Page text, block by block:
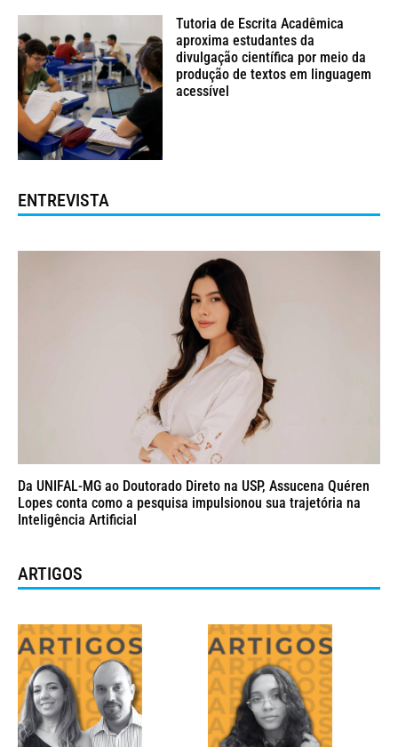
Tutoria de Escrita Acadêmica
aproxima estudantes da
divulgação científica por meio da
produção de textos em linguagem
acessível
ENTREVISTA
Da UNIFAL-MG ao Doutorado Direto na USP, Assucena Quéren
Lopes conta como a pesquisa impulsionou sua trajetória na
Inteligência Artificial
ARTIGOS